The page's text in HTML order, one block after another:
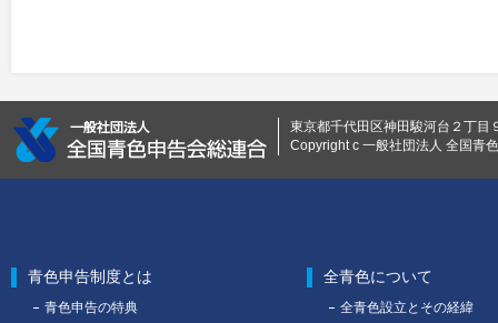
よくあるご質問：入会お
について（別窓表示）
すので、しばらくお待ちくださ
東京都千代田区神田駿河台２丁
Copyright c 一般社団法人 全国青
青色申告制度とは
青色申告の特典
全青色について
全青色設立とその経緯